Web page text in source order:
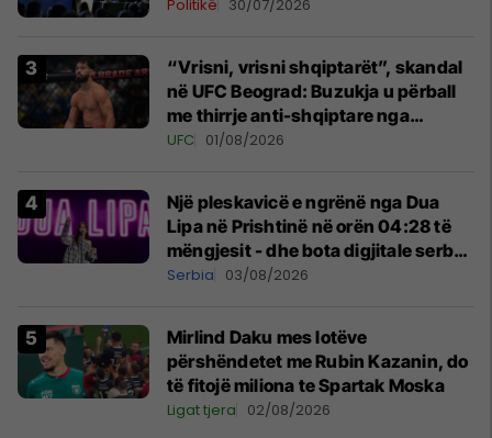
Politikë 30/07/2026
“Vrisni, vrisni shqiptarët”, skandal
në UFC Beograd: Buzukja u përball
me thirrje anti-shqiptare nga
tribunat
UFC 01/08/2026
Një pleskavicë e ngrënë nga Dua
Lipa në Prishtinë në orën 04:28 të
mëngjesit - dhe bota digjitale serbe
shpall gjendjen e luftës
Serbia 03/08/2026
Mirlind Daku mes lotëve
përshëndetet me Rubin Kazanin, do
të fitojë miliona te Spartak Moska
Ligat tjera 02/08/2026